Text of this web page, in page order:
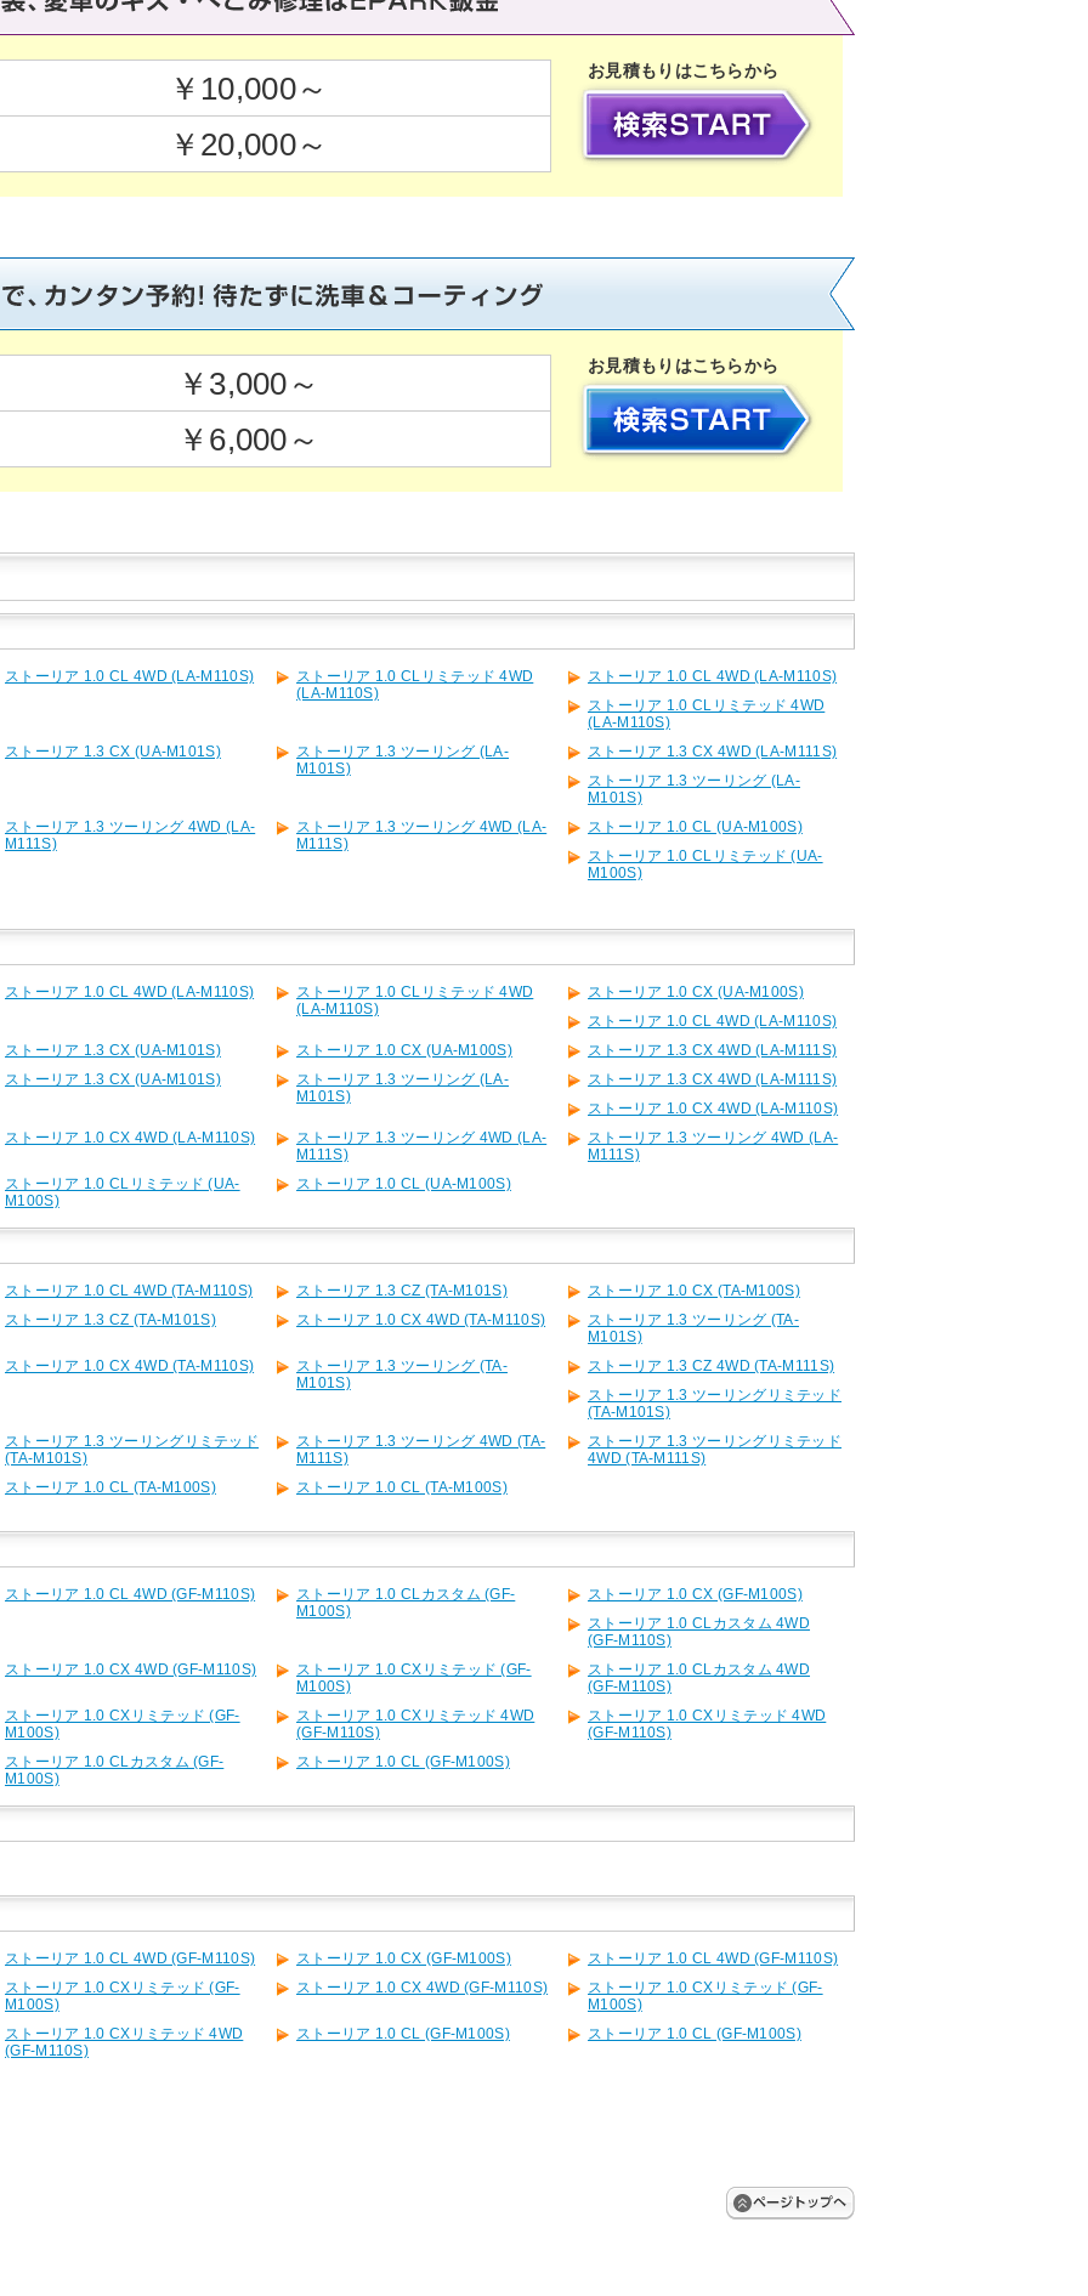
￥10,000～
￥20,000～
お見積もりはこちらから
￥3,000～
￥6,000～
お見積もりはこちらから
ストーリア 1.0 CL 4WD (LA-M110S)
ストーリア 1.0 CLリミテッド 4WD
(LA-M110S)
ストーリア 1.0 CL 4WD (LA-M110S)
ストーリア 1.0 CLリミテッド 4WD
(LA-M110S)
ストーリア 1.3 CX (UA-M101S)
ストーリア 1.3 ツーリング (LA-
M101S)
ストーリア 1.3 CX 4WD (LA-M111S)
ストーリア 1.3 ツーリング (LA-
M101S)
ストーリア 1.3 ツーリング 4WD (LA-
M111S)
ストーリア 1.3 ツーリング 4WD (LA-
M111S)
ストーリア 1.0 CL (UA-M100S)
ストーリア 1.0 CLリミテッド (UA-
M100S)
ストーリア 1.0 CL 4WD (LA-M110S)
ストーリア 1.0 CLリミテッド 4WD
(LA-M110S)
ストーリア 1.0 CX (UA-M100S)
ストーリア 1.0 CL 4WD (LA-M110S)
ストーリア 1.3 CX (UA-M101S)
ストーリア 1.0 CX (UA-M100S)
ストーリア 1.3 CX 4WD (LA-M111S)
ストーリア 1.3 CX (UA-M101S)
ストーリア 1.3 ツーリング (LA-
M101S)
ストーリア 1.3 CX 4WD (LA-M111S)
ストーリア 1.0 CX 4WD (LA-M110S)
ストーリア 1.0 CX 4WD (LA-M110S)
ストーリア 1.3 ツーリング 4WD (LA-
M111S)
ストーリア 1.3 ツーリング 4WD (LA-
M111S)
ストーリア 1.0 CLリミテッド (UA-
M100S)
ストーリア 1.0 CL (UA-M100S)
ストーリア 1.0 CL 4WD (TA-M110S) ストーリア 1.3 CZ (TA-M101S)
ストーリア 1.0 CX (TA-M100S)
ストーリア 1.3 CZ (TA-M101S)
ストーリア 1.0 CX 4WD (TA-M110S)
ストーリア 1.3 ツーリング (TA-
M101S)
ストーリア 1.0 CX 4WD (TA-M110S)
ストーリア 1.3 ツーリング (TA-
M101S)
ストーリア 1.3 CZ 4WD (TA-M111S)
ストーリア 1.3 ツーリングリミテッド
(TA-M101S)
ストーリア 1.3 ツーリングリミテッド
(TA-M101S)
ストーリア 1.3 ツーリング 4WD (TA-
M111S)
ストーリア 1.3 ツーリングリミテッド
4WD (TA-M111S)
ストーリア 1.0 CL (TA-M100S)
ストーリア 1.0 CL (TA-M100S)
ストーリア 1.0 CL 4WD (GF-M110S)
ストーリア 1.0 CLカスタム (GF-
M100S)
ストーリア 1.0 CX (GF-M100S)
ストーリア 1.0 CLカスタム 4WD
(GF-M110S)
ストーリア 1.0 CX 4WD (GF-M110S)
ストーリア 1.0 CXリミテッド (GF-
M100S)
ストーリア 1.0 CLカスタム 4WD
(GF-M110S)
ストーリア 1.0 CXリミテッド (GF-
M100S)
ストーリア 1.0 CXリミテッド 4WD
(GF-M110S)
ストーリア 1.0 CXリミテッド 4WD
(GF-M110S)
ストーリア 1.0 CLカスタム (GF-
M100S)
ストーリア 1.0 CL (GF-M100S)
ストーリア 1.0 CL 4WD (GF-M110S) ストーリア 1.0 CX (GF-M100S)
ストーリア 1.0 CL 4WD (GF-M110S)
ストーリア 1.0 CXリミテッド (GF-
M100S)
ストーリア 1.0 CX 4WD (GF-M110S)
ストーリア 1.0 CXリミテッド (GF-
M100S)
ストーリア 1.0 CXリミテッド 4WD
(GF-M110S)
ストーリア 1.0 CL (GF-M100S) ストーリア 1.0 CL (GF-M100S)